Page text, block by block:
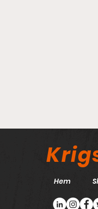
Hem